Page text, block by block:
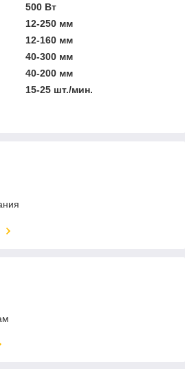
500 Вт
12-250 мм
12-160 мм
40-300 мм
40-200 мм
15-25 шт./мин.